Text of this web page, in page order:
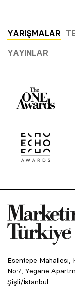
YARIŞMALAR
YAYINLAR
Esentepe Mahallesi,
No:7, Yegane
Şişli/İstanbul